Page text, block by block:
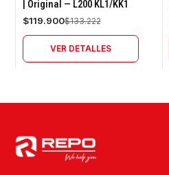
| Original — L200 KL1/KK1
$119.900$133.222
VER DETALLES